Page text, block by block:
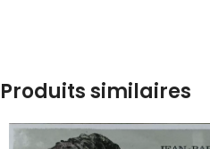
Produits similaires